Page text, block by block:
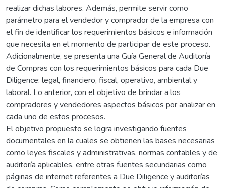
realizar dichas labores. Además, permite servir como
parámetro para el vendedor y comprador de la empresa con
el fin de identificar los requerimientos básicos e información
que necesita en el momento de participar de este proceso.
Adicionalmente, se presenta una Guía General de Auditoría
de Compras con los requerimientos básicos para cada Due
Diligence: legal, financiero, fiscal, operativo, ambiental y
laboral. Lo anterior, con el objetivo de brindar a los
compradores y vendedores aspectos básicos por analizar en
cada uno de estos procesos.
El objetivo propuesto se logra investigando fuentes
documentales en la cuales se obtienen las bases necesarias
como leyes fiscales y administrativas, normas contables y de
auditoría aplicables, entre otras fuentes secundarias como
páginas de internet referentes a Due Diligence y auditorías